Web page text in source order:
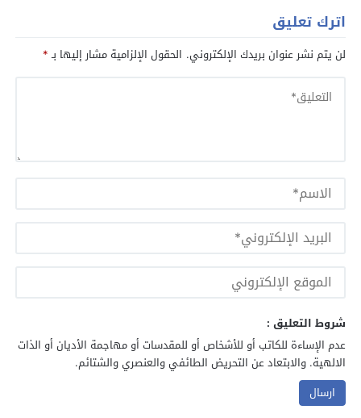
اترك تعليق
لن يتم نشر عنوان بريدك الإلكتروني. الحقول الإلزامية مشار إليها بـ*
شروط التعليق :
عدم الإساءة للكاتب أو للأشخاص أو للمقدسات أو مهاجمة الأديان أو الذات
الالهية. والابتعاد عن التحريض الطائفي والعنصري والشتائم.